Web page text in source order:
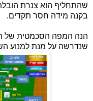
שהתחליף הוא צנרת
בקנה מידה חסר תקדים.
הנה המפה הסכמטית של
שנדרשה על מנת למנוע